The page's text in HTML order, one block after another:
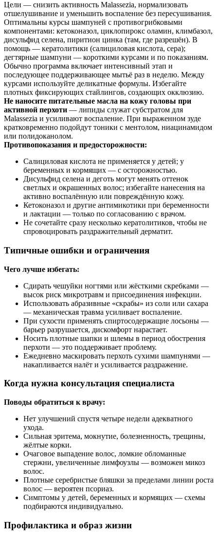
Цели — снизить активность Malassezia, нормализовать
отшелушивание и уменьшить воспаление без пересушивания.
Оптимальны курсы шампуней с противогрибковыми
компонентами: кетоконазол, циклопирокс оламин, климбазол,
дисульфид селена, пиритион цинка (там, где разрешён). В
помощь — кератолитики (салициловая кислота, сера);
дегтярные шампуни — короткими курсами и по показаниям.
Обычно программа включает интенсивный этап и
последующее поддерживающее мытьё раз в неделю. Между
курсами используйте деликатные формулы. Избегайте
плотных фиксирующих стайлингов, создающих окклюзию.
Не наносите питательные масла на кожу головы при
активной перхоти — липиды служат субстратом для
Malassezia и усиливают воспаление. При выраженном зуде
кратковременно подойдут тоники с ментолом, ниацинамидом
или полидоканолом.
Противопоказания и предосторожности:
Салициловая кислота не применяется у детей; у
беременных и кормящих — с осторожностью.
Дисульфид селена и деготь могут менять оттенок
светлых и окрашенных волос; избегайте нанесения на
активно воспалённую или повреждённую кожу.
Кетоконазол и другие антимикотики при беременности
и лактации — только по согласованию с врачом.
Не сочетайте сразу несколько кератолитиков, чтобы не
спровоцировать раздражительный дерматит.
Типичные ошибки и ограничения
Чего лучше избегать:
Сдирать чешуйки ногтями или жёсткими скребками —
высок риск микротравм и присоединения инфекции.
Использовать абразивные «скрабы» из соли или сахара
— механическая травма усиливает воспаление.
При сухости применять спиртосодержащие лосьоны —
барьер разрушается, дискомфорт нарастает.
Носить плотные шапки и шлемы в период обострения
перхоти — это поддерживает проблему.
Ежедневно маскировать перхоть сухими шампунями —
накапливается налёт и усиливается раздражение.
Когда нужна консультация специалиста
Поводы обратиться к врачу:
Нет улучшений спустя четыре недели адекватного
ухода.
Сильная эритема, мокнутие, болезненность, трещины,
жёлтые корки.
Очаговое выпадение волос, ломкие обломанные
стержни, увеличенные лимфоузлы — возможен микоз
волос.
Плотные серебристые бляшки за пределами линии роста
волос — вероятен псориаз.
Симптомы у детей, беременных и кормящих — схемы
подбираются индивидуально.
Профилактика и образ жизни